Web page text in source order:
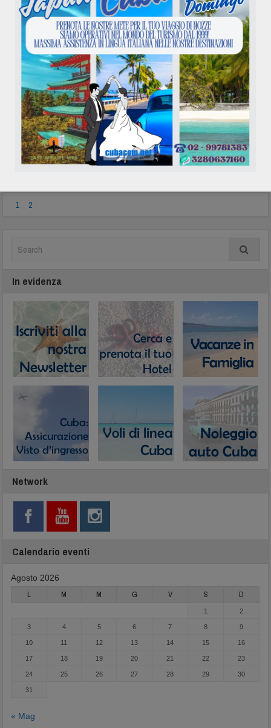
Read more
Cubacom Brasile volo per Brasile
Posted byAdmin | Date: Luglio 07, 2014 0 comments
Cubacom Brasile volo per Brasile,
volo da Brasile, volo di andata e
ritorno per Brasile. Se cerchi un volo
per Brasile, Cubacom Brasile offre
l'opportunità di prenotare il tuo
biglietto per vol ...
1 2
In evidenza
Network
Calendario eventi
Agosto 2026
L M M G V S D
1 2
3 4 5 6 7 8 9
10 11 12 13 14 15 16
17 18 19 20 21 22 23
24 25 26 27 28 29 30
31
« Mag